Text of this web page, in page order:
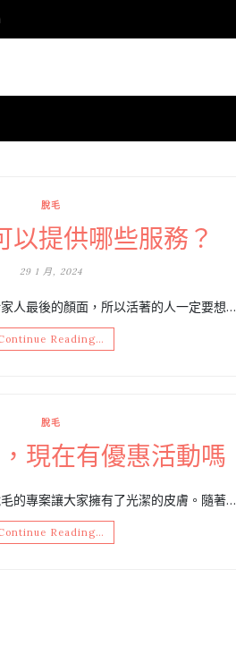
脫毛
以提供哪些服務？
29 1 月, 2024
人最後的顏面，所以活著的人一定要想…
Reading…
脫毛
現在有優惠活動嗎
的專案讓大家擁有了光潔的皮膚。隨著…
Reading…